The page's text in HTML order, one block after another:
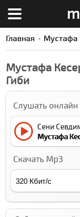
Главная Мустафа
Мустафа
Гиби
Слушать онлайн
Сени
Мустафа
Скачать Mp3